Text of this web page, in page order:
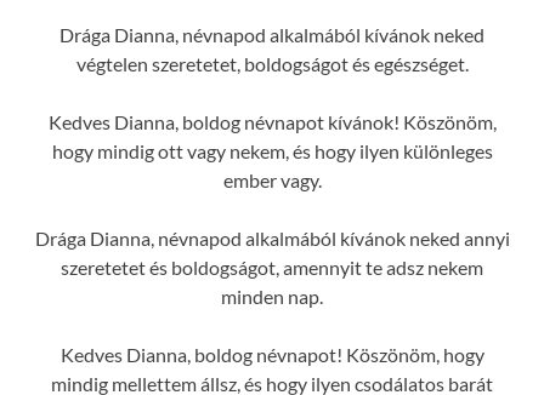
Drága Dianna, névnapod alkalmából kívánok neked
végtelen szeretetet, boldogságot és egészséget.
Kedves Dianna, boldog névnapot kívánok! Köszönöm,
hogy mindig ott vagy nekem, és hogy ilyen különleges
ember vagy.
Drága Dianna, névnapod alkalmából kívánok neked annyi
szeretetet és boldogságot, amennyit te adsz nekem
minden nap.
Kedves Dianna, boldog névnapot! Köszönöm, hogy
mindig mellettem állsz, és hogy ilyen csodálatos barát